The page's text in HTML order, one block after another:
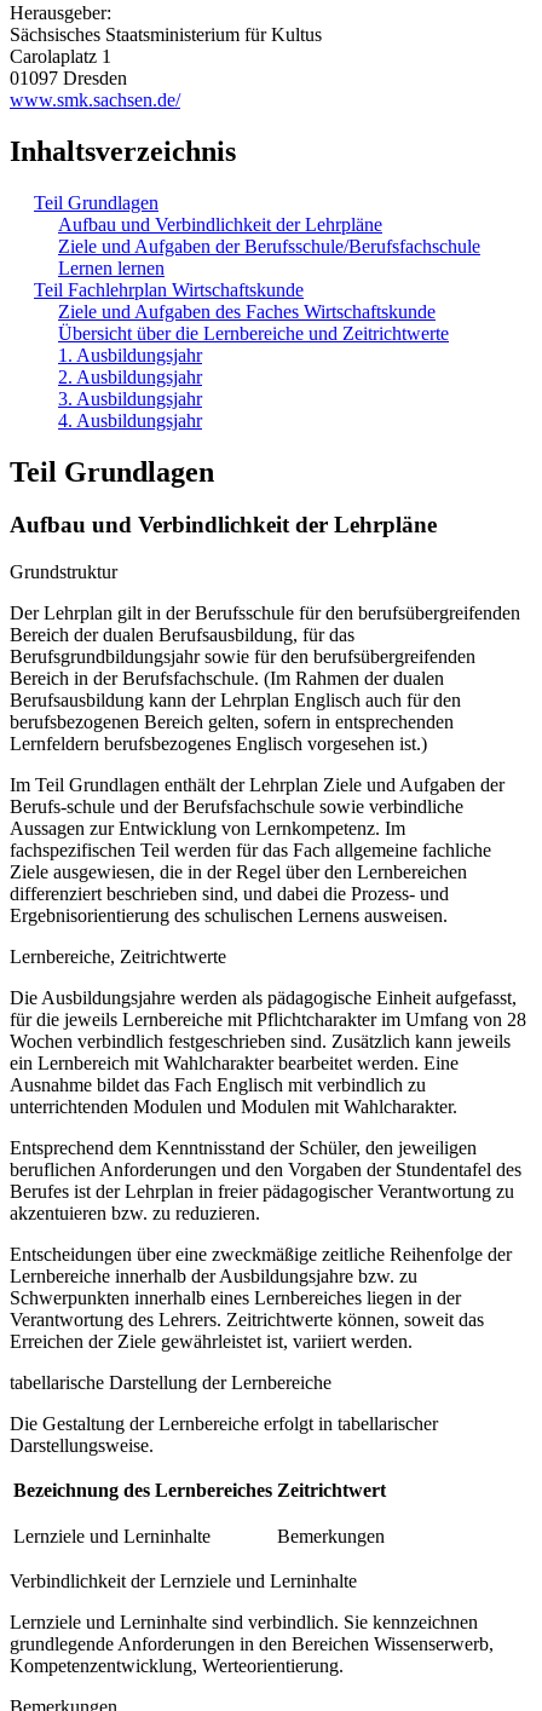
Herausgeber:
Sächsisches Staatsministerium für Kultus
Carolaplatz 1
01097 Dresden
www.smk.sachsen.de/
Inhaltsverzeichnis
Teil Grundlagen
Aufbau und Verbindlichkeit der Lehrpläne
Ziele und Aufgaben der Berufsschule/Berufsfachschule
Lernen lernen
Teil Fachlehrplan Wirtschaftskunde
Ziele und Aufgaben des Faches Wirtschaftskunde
Übersicht über die Lernbereiche und Zeitrichtwerte
1. Ausbildungsjahr
2. Ausbildungsjahr
3. Ausbildungsjahr
4. Ausbildungsjahr
Teil Grundlagen
Aufbau und Verbindlichkeit der Lehrpläne
Grundstruktur
Der Lehrplan gilt in der Berufsschule für den berufsübergreifenden
Bereich der dualen Berufsausbildung, für das
Berufsgrundbildungsjahr sowie für den berufsübergreifenden
Bereich in der Berufsfachschule. (Im Rahmen der dualen
Berufsausbildung kann der Lehrplan Englisch auch für den
berufsbezogenen Bereich gelten, sofern in entsprechenden
Lernfeldern berufsbezogenes Englisch vorgesehen ist.)
Im Teil Grundlagen enthält der Lehrplan Ziele und Aufgaben der
Berufs-schule und der Berufsfachschule sowie verbindliche
Aussagen zur Entwicklung von Lernkompetenz. Im
fachspezifischen Teil werden für das Fach allgemeine fachliche
Ziele ausgewiesen, die in der Regel über den Lernbereichen
differenziert beschrieben sind, und dabei die Prozess- und
Ergebnisorientierung des schulischen Lernens ausweisen.
Lernbereiche, Zeitrichtwerte
Die Ausbildungsjahre werden als pädagogische Einheit aufgefasst,
für die jeweils Lernbereiche mit Pflichtcharakter im Umfang von 28
Wochen verbindlich festgeschrieben sind. Zusätzlich kann jeweils
ein Lernbereich mit Wahlcharakter bearbeitet werden. Eine
Ausnahme bildet das Fach Englisch mit verbindlich zu
unterrichtenden Modulen und Modulen mit Wahlcharakter.
Entsprechend dem Kenntnisstand der Schüler, den jeweiligen
beruflichen Anforderungen und den Vorgaben der Stundentafel des
Berufes ist der Lehrplan in freier pädagogischer Verantwortung zu
akzentuieren bzw. zu reduzieren.
Entscheidungen über eine zweckmäßige zeitliche Reihenfolge der
Lernbereiche innerhalb der Ausbildungsjahre bzw. zu
Schwerpunkten innerhalb eines Lernbereiches liegen in der
Verantwortung des Lehrers. Zeitrichtwerte können, soweit das
Erreichen der Ziele gewährleistet ist, variiert werden.
tabellarische Darstellung der Lernbereiche
Die Gestaltung der Lernbereiche erfolgt in tabellarischer
Darstellungsweise.
Bezeichnung des Lernbereiches Zeitrichtwert
Lernziele und Lerninhalte Bemerkungen
Verbindlichkeit der Lernziele und Lerninhalte
Lernziele und Lerninhalte sind verbindlich. Sie kennzeichnen
grundlegende Anforderungen in den Bereichen Wissenserwerb,
Kompetenzentwicklung, Werteorientierung.